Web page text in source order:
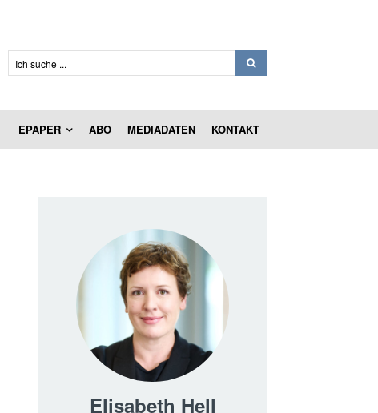
Ich suche ...
EPAPER ABO MEDIADATEN KONTAKT
Elisabeth Hell